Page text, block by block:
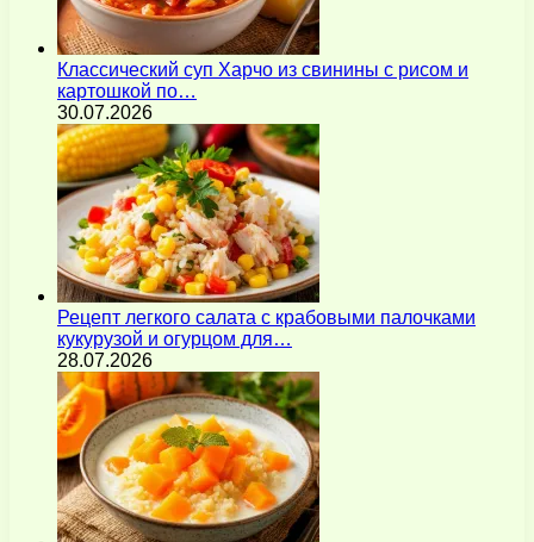
Классический суп Харчо из свинины с рисом и
картошкой по…
30.07.2026
Рецепт легкого салата с крабовыми палочками
кукурузой и огурцом для…
28.07.2026